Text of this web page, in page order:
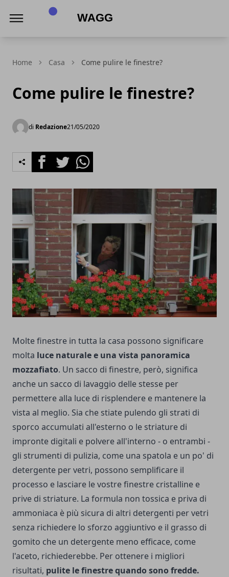
Home Casa Come pulire le finestre?
Come pulire le finestre?
di Redazione21/05/2020
FacebookTwitterWhatsapp
Molte finestre in tutta la casa possono significare
molta luce naturale e una vista panoramica
mozzafiato. Un sacco di finestre, però, significa
anche un sacco di lavaggio delle stesse per
permettere alla luce di risplendere e mantenere la
vista al meglio. Sia che stiate pulendo gli strati di
sporco accumulati all'esterno o le striature di
impronte digitali e polvere all'interno - o entrambi -
gli strumenti di pulizia, come una spatola e un po' di
detergente per vetri, possono semplificare il
processo e lasciare le vostre finestre cristalline e
prive di striature. La formula non tossica e priva di
ammoniaca è più sicura di altri detergenti per vetri
senza richiedere lo sforzo aggiuntivo e il grasso di
gomito che un detergente meno efficace, come
l'aceto, richiederebbe. Per ottenere i migliori
risultati, pulite le finestre quando sono fredde.